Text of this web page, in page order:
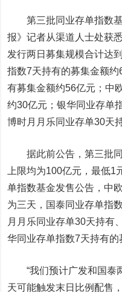
第三批同业存单指数基
报》记者从渠道人士处获
发行两日募集规模合计达
指数7天持有的募集金额
有募集金额约56亿元；中
约30亿元；银华同业存单
博时月月乐同业存单30天
据此前公告，第三批同
上限均为100亿元，最低
单指数基金发售公告，中
为三天，国泰同业存单指
月月乐同业存单30天持有
华同业存单指数7天持有的
“我们预计广发和国泰
天可能触发末日比例配售